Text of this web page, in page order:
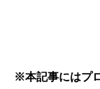
※本記事にはプ